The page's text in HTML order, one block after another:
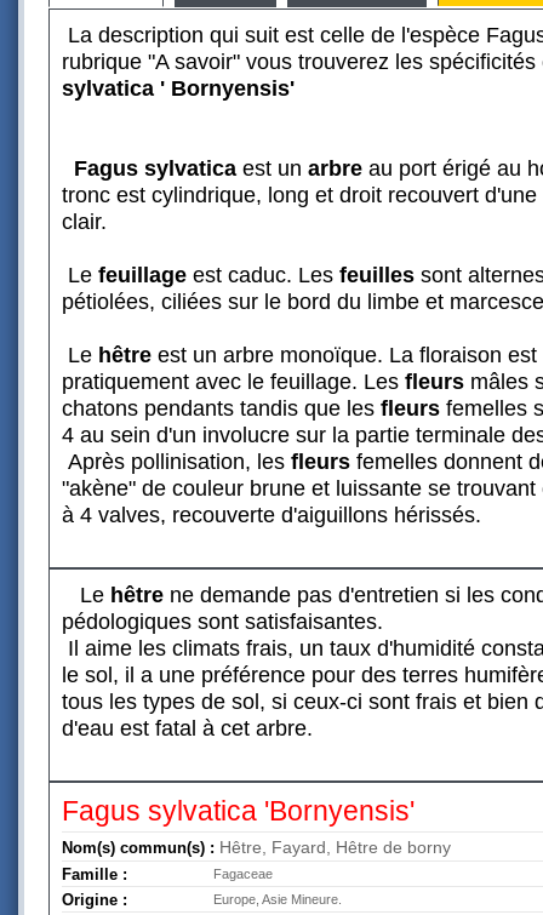
La description qui suit est celle de l'espèce
rubrique "A savoir" vous trouverez les
sylvatica ' Bornyensis'
Fagus sylvatica est un arbre au port érigé au
tronc est cylindrique, long et droit recouvert
clair.
Le feuillage est caduc. Les feuilles sont
pétiolées, ciliées sur le bord du limbe et
Le hêtre est un arbre monoïque. La floraison
pratiquement avec le feuillage. Les fleurs mâles
chatons pendants tandis que les fleurs femelles
4 au sein d'un involucre sur la partie terminale
Après pollinisation, les fleurs femelles donnent
"akène" de couleur brune et luissante se
à 4 valves, recouverte d'aiguillons hérissés.
Le hêtre ne demande pas d'entretien si les
pédologiques sont satisfaisantes.
Il aime les climats frais, un taux d'humidité
le sol, il a une préférence pour des terres
tous les types de sol, si ceux-ci sont frais et bien
d'eau est fatal à cet arbre.
Fagus sylvatica 'Bornyensis'
Nom(s) commun(s) : Hêtre, Fayard, Hêtre de borny
Famille : Fagaceae
Origine : Europe, Asie Mineure.